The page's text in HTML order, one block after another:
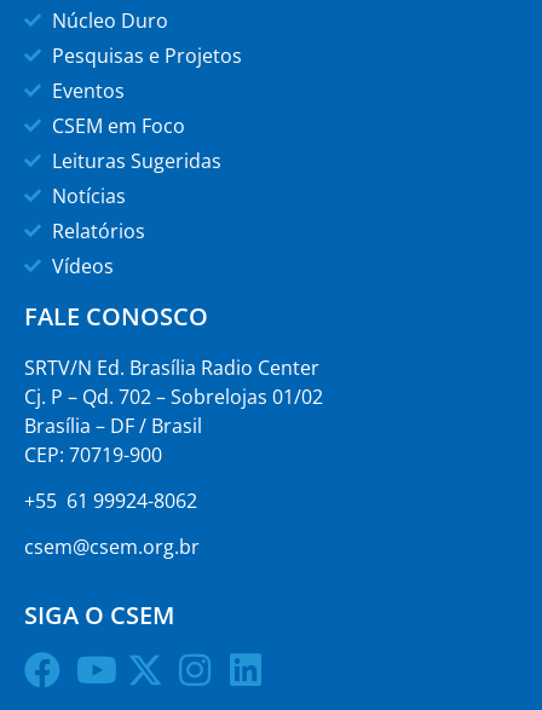
Núcleo Duro
Pesquisas e Projetos
Eventos
CSEM em Foco
Leituras Sugeridas
Notícias
Relatórios
Vídeos
FALE CONOSCO
SRTV/N Ed. Brasília Radio Center
Cj. P – Qd. 702 – Sobrelojas 01/02
Brasília – DF / Brasil
CEP: 70719-900
+55 61 99924-8062
csem@csem.org.br
SIGA O CSEM